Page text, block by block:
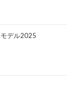
デル2025